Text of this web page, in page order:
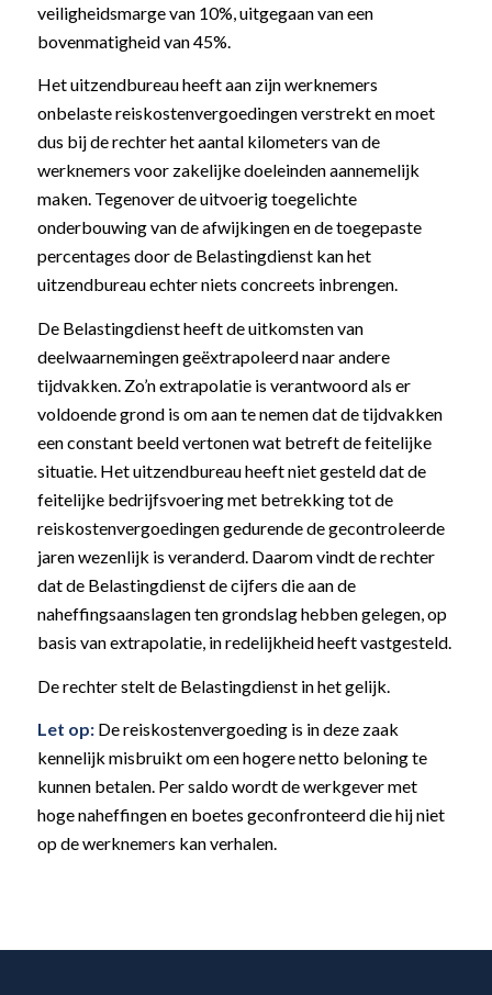
veiligheidsmarge van 10%, uitgegaan van een
bovenmatigheid van 45%.
Het uitzendbureau heeft aan zijn werknemers
onbelaste reiskostenvergoedingen verstrekt en moet
dus bij de rechter het aantal kilometers van de
werknemers voor zakelijke doeleinden aannemelijk
maken. Tegenover de uitvoerig toegelichte
onderbouwing van de afwijkingen en de toegepaste
percentages door de Belastingdienst kan het
uitzendbureau echter niets concreets inbrengen.
De Belastingdienst heeft de uitkomsten van
deelwaarnemingen geëxtrapoleerd naar andere
tijdvakken. Zo’n extrapolatie is verantwoord als er
voldoende grond is om aan te nemen dat de tijdvakken
een constant beeld vertonen wat betreft de feitelijke
situatie. Het uitzendbureau heeft niet gesteld dat de
feitelijke bedrijfsvoering met betrekking tot de
reiskostenvergoedingen gedurende de gecontroleerde
jaren wezenlijk is veranderd. Daarom vindt de rechter
dat de Belastingdienst de cijfers die aan de
naheffingsaanslagen ten grondslag hebben gelegen, op
basis van extrapolatie, in redelijkheid heeft vastgesteld.
De rechter stelt de Belastingdienst in het gelijk.
Let op:De reiskostenvergoeding is in deze zaak
kennelijk misbruikt om een hogere netto beloning te
kunnen betalen. Per saldo wordt de werkgever met
hoge naheffingen en boetes geconfronteerd die hij niet
op de werknemers kan verhalen.